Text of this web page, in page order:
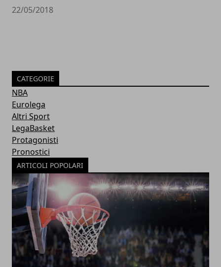
22/05/2018
CATEGORIE
NBA
Eurolega
Altri Sport
LegaBasket
Protagonisti
Pronostici
ARTICOLI POPOLARI